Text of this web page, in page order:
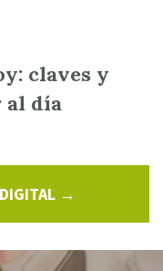
claves y
al día
→